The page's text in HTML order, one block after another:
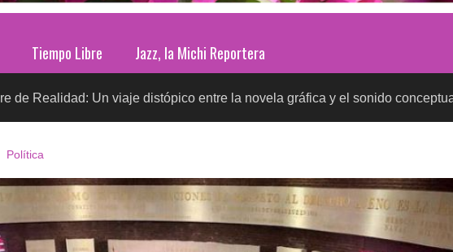
Tiempo Libre Jazz, la Michi Reportera
Un viaje distópico entre la novela gráfica y el sonido conceptual SALUD
Política